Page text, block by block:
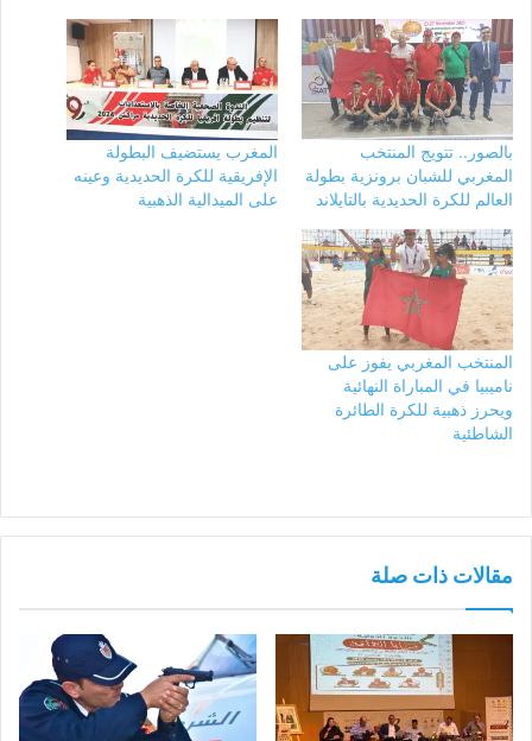
بالصور.. تتويج المنتخب
المغربي للشبان برونزية بطولة
العالم للكرة الحديدية بالتايلاند
المغرب يستضيف البطولة
الإفريقية للكرة الحديدية وعينه
على الميدالية الذهبية
المنتخب المغربي يفوز على
ناميبيا في المباراة النهائية
ويحرز ذهبية للكرة الطائرة
الشاطئية
مقالات ذات صلة